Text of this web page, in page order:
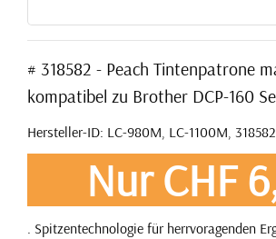
# 318582 - Peach Tintenpatrone
kompatibel zu Brother DCP-160
Hersteller-ID: LC-980M, LC-1100M, 318582
Nur CHF
. Spitzentechnologie für herrvoragenden